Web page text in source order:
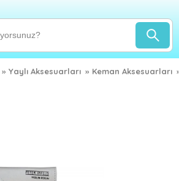
» Yaylı Aksesuarları » Keman Aksesuarları